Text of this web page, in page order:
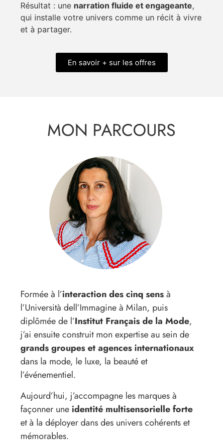
Résultat : une narration fluide et engageante,
qui installe votre univers comme un récit à vivre
et à partager.
En savoir + sur les offres
MON PARCOURS
Formée à l’interaction des cinq sensà
l’Università dell’Immagine à Milan, puis
diplômée de l’Institut Français de la Mode,
j’ai ensuite construit mon expertise au sein de
grands groupes et agences internationaux
dans la mode, le luxe, la beauté et
l’événementiel.
Aujourd’hui, j’accompagne les marques à
façonner une identité multisensorielle forte
et à la déployer dans des univers cohérents et
mémorables.